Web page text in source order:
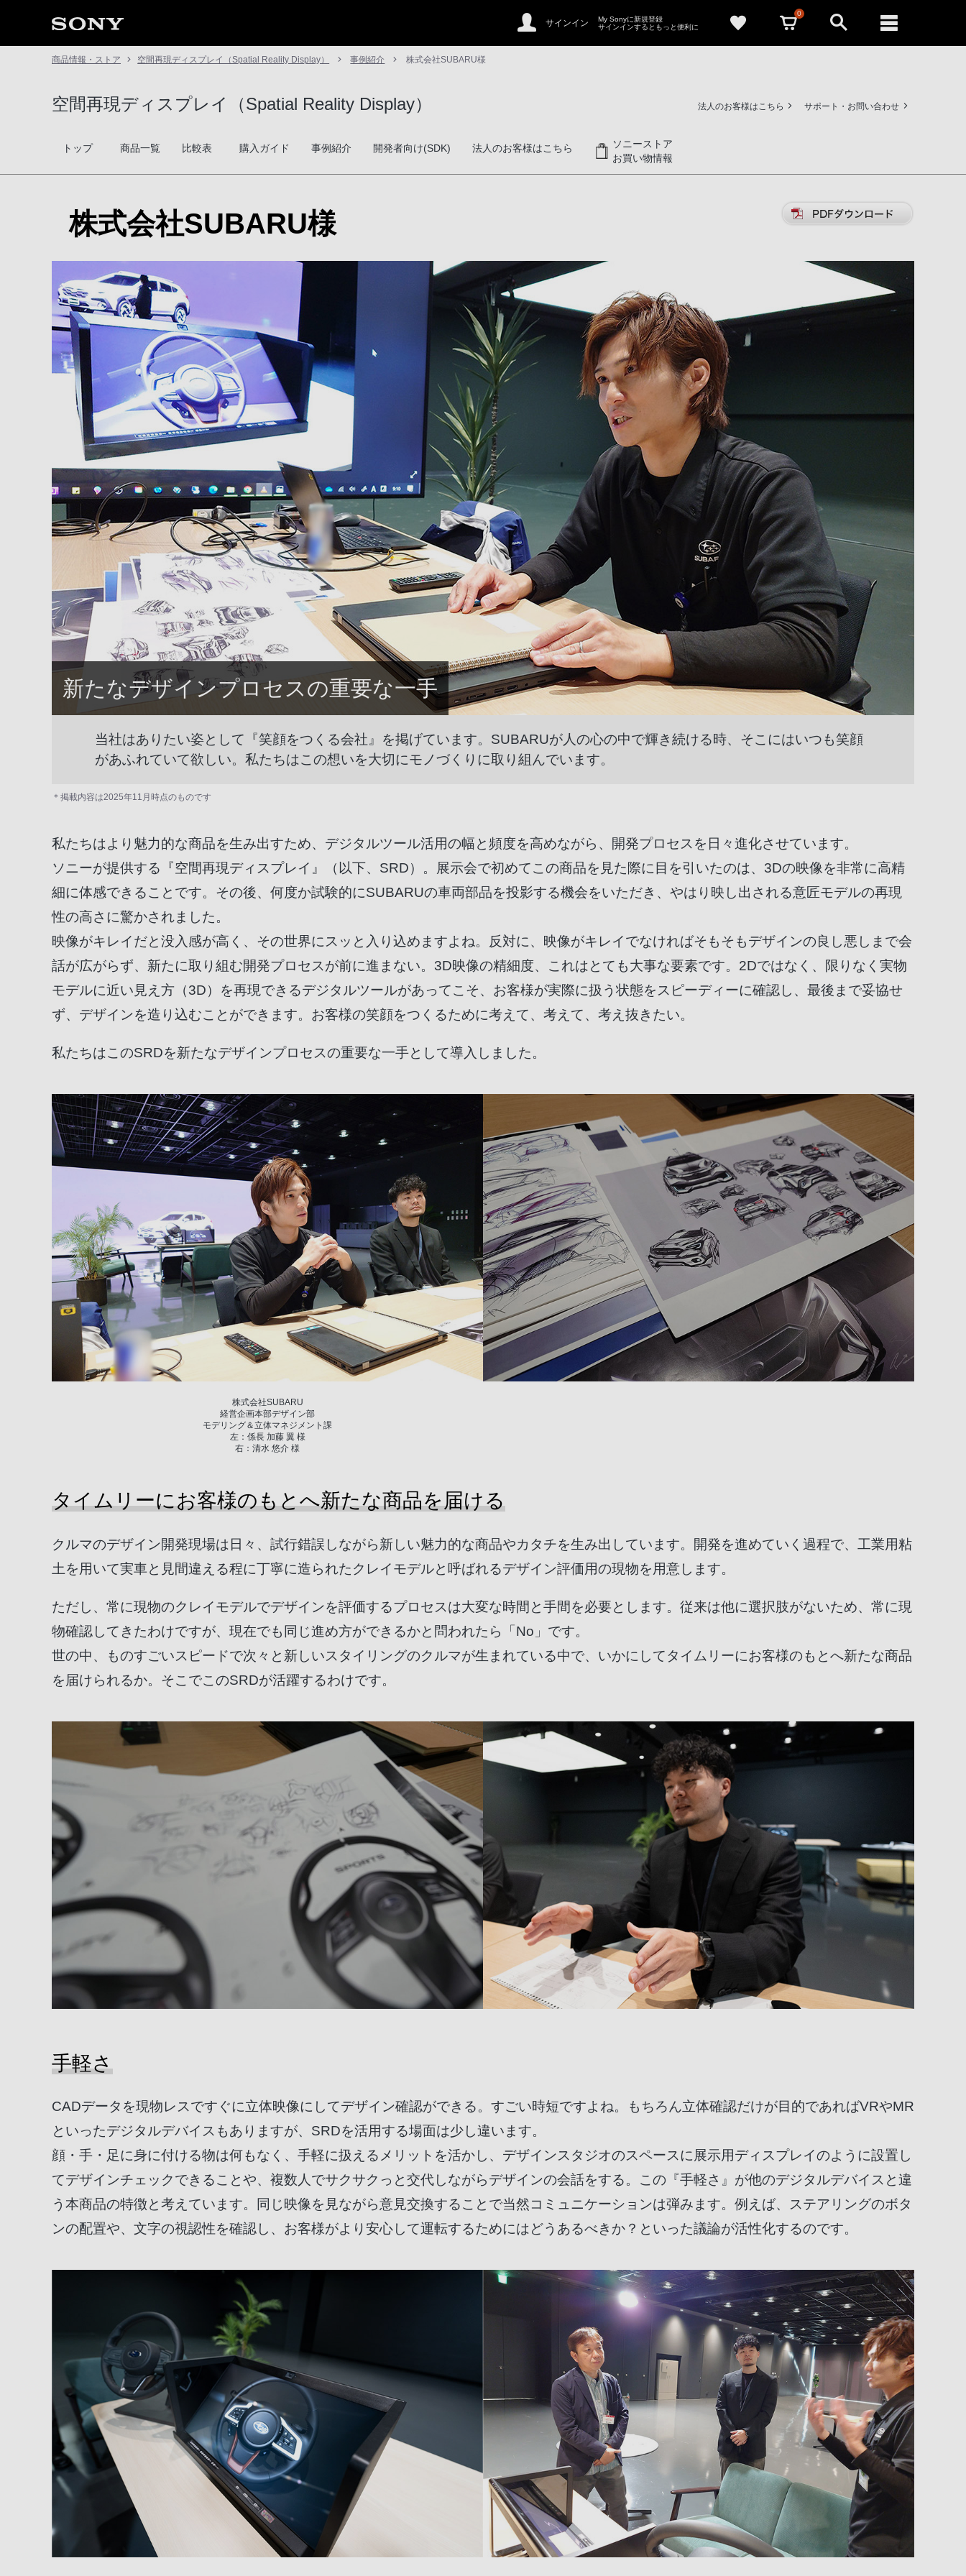
サインイン
My Sonyに新規登録
サインインするともっと便利に
0
商品情報・ストア 空間再現ディスプレイ（Spatial Reality Display） 事例紹介 株式会社SUBARU様
空間再現ディスプレイ（Spatial Reality Display） 法人のお客様はこちら サポート・お問い合わせ
トップ 商品一覧 比較表 購入ガイド 事例紹介 開発者向け(SDK) 法人のお客様はこちら
ソニーストア
お買い物情報
株式会社SUBARU様
新たなデザインプロセスの重要な一手
当社はありたい姿として『笑顔をつくる会社』を掲げています。SUBARUが人の心の中で輝き続ける時、そこにはいつも笑顔
があふれていて欲しい。私たちはこの想いを大切にモノづくりに取り組んでいます。
＊掲載内容は2025年11月時点のものです
私たちはより魅力的な商品を生み出すため、デジタルツール活用の幅と頻度を高めながら、開発プロセスを日々進化させています。
ソニーが提供する『空間再現ディスプレイ』（以下、SRD）。展示会で初めてこの商品を見た際に目を引いたのは、3Dの映像を非常に高精
細に体感できることです。その後、何度か試験的にSUBARUの車両部品を投影する機会をいただき、やはり映し出される意匠モデルの再現
性の高さに驚かされました。
映像がキレイだと没入感が高く、その世界にスッと入り込めますよね。反対に、映像がキレイでなければそもそもデザインの良し悪しまで会
話が広がらず、新たに取り組む開発プロセスが前に進まない。3D映像の精細度、これはとても大事な要素です。2Dではなく、限りなく実物
モデルに近い見え方（3D）を再現できるデジタルツールがあってこそ、お客様が実際に扱う状態をスピーディーに確認し、最後まで妥協せ
ず、デザインを造り込むことができます。お客様の笑顔をつくるために考えて、考えて、考え抜きたい。
私たちはこのSRDを新たなデザインプロセスの重要な一手として導入しました。
株式会社SUBARU
経営企画本部デザイン部
モデリング＆立体マネジメント課
左：係長 加藤 翼 様
右：清水 悠介 様
タイムリーにお客様のもとへ新たな商品を届ける
クルマのデザイン開発現場は日々、試行錯誤しながら新しい魅力的な商品やカタチを生み出しています。開発を進めていく過程で、工業用粘
土を用いて実車と見間違える程に丁寧に造られたクレイモデルと呼ばれるデザイン評価用の現物を用意します。
ただし、常に現物のクレイモデルでデザインを評価するプロセスは大変な時間と手間を必要とします。従来は他に選択肢がないため、常に現
物確認してきたわけですが、現在でも同じ進め方ができるかと問われたら「No」です。
世の中、ものすごいスピードで次々と新しいスタイリングのクルマが生まれている中で、いかにしてタイムリーにお客様のもとへ新たな商品
を届けられるか。そこでこのSRDが活躍するわけです。
手軽さ
CADデータを現物レスですぐに立体映像にしてデザイン確認ができる。すごい時短ですよね。もちろん立体確認だけが目的であればVRやMR
といったデジタルデバイスもありますが、SRDを活用する場面は少し違います。
顔・手・足に身に付ける物は何もなく、手軽に扱えるメリットを活かし、デザインスタジオのスペースに展示用ディスプレイのように設置し
てデザインチェックできることや、複数人でサクサクっと交代しながらデザインの会話をする。この『手軽さ』が他のデジタルデバイスと違
う本商品の特徴と考えています。同じ映像を見ながら意見交換することで当然コミュニケーションは弾みます。例えば、ステアリングのボタ
ンの配置や、文字の視認性を確認し、お客様がより安心して運転するためにはどうあるべきか？といった議論が活性化するのです。